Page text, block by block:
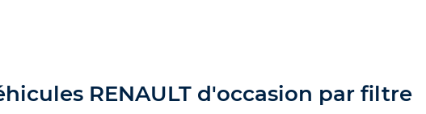
RENAULT d'occasion par filtre